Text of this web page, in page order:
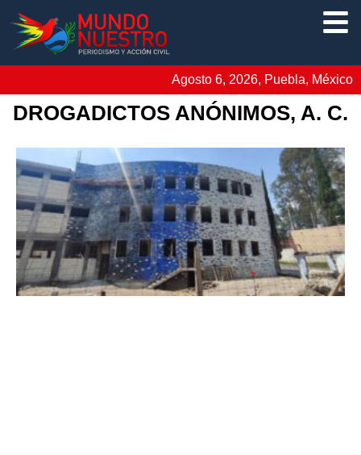
Agosto 6, 2026, Puebla, México
DROGADICTOS ANÓNIMOS, A. C.